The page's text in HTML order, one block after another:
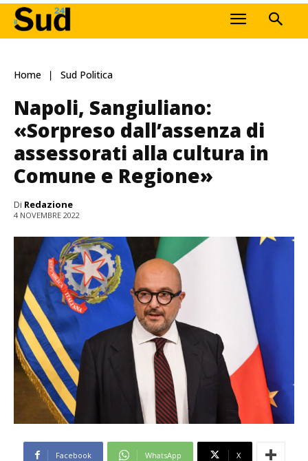
Home Sud Politica
Napoli, Sangiuliano:
«Sorpreso dall’assenza di
assessorati alla cultura in
Comune e Regione»
Di Redazione
4 NOVEMBRE 2022
Facebook WhatsApp X